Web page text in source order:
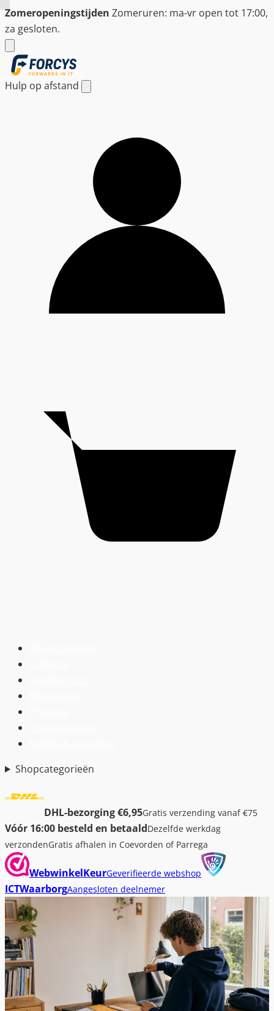
Ga
naar
de
inhoud
Zomeropeningstijden Zomeruren: ma-vr open tot 17:00,
za gesloten.
Hulp op afstand
Shopcategorieën
DHL-bezorging €6,95Gratis verzending vanaf €75
Vóór 16:00 besteld en betaaldDezelfde werkdag
verzondenGratis afhalen in Coevorden of Parrega
WebwinkelKeurGeverifieerde webshop
ICTWaarborgAangesloten deelnemer